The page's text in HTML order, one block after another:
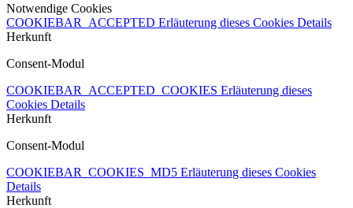
Notwendige Cookies
COOKIEBAR_ACCEPTED Erläuterung dieses Cookies Details
Herkunft
Consent-Modul
COOKIEBAR_ACCEPTED_COOKIES Erläuterung dieses
Cookies Details
Herkunft
Consent-Modul
COOKIEBAR_COOKIES_MD5 Erläuterung dieses Cookies
Details
Herkunft